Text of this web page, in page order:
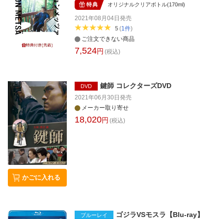
特典 オリジナルクリアボトル(170ml)
2021年08月04日発売
5(1 件)
ご注文できない商品
7,524円 (税込)
かごに入れる
DVD 鍵師 コレクターズDVD
2021年06月30日発売
メーカー取り寄せ
18,020円 (税込)
ブルーレイ ゴジラVSモスラ【Blu-ray】